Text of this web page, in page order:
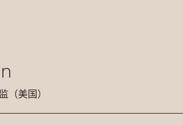
（美国）